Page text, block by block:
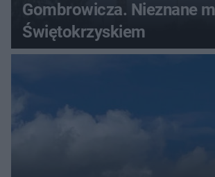
Gombrowicza. Nieznane
Świętokrzyskiem